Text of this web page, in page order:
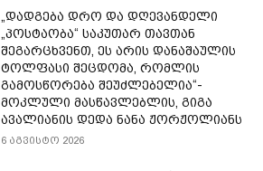
„დადგება დრო და დღევანდელი
„პოსტაობა“ საკუთარ თავთან
შეგარცხვენთ, ეს არის დანაშაულის
ტოლფასი შეცდომა, რომლის
გამოსწორება შეუძლებელია“-
მოკლული მასწავლებლის, გიგა
ავალიანის დედა ნანა ჟორჟოლიანს
6 აგვისტო 2026